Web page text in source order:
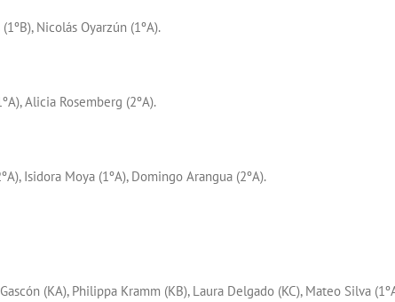
Nicolás Oyarzún (1ºA).
Alicia Rosemberg (2ºA).
Isidora Moya (1ºA), Domingo Arangua (2ºA).
(KA), Philippa Kramm (KB), Laura Delgado (KC), Mateo Silva